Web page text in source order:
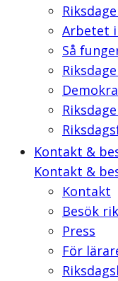
Arbetet
Så
Kontakt &
Kontakt &
Kontakt
Besök
Press
För